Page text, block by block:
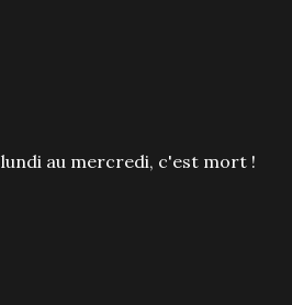
au mercredi, c'est mort !